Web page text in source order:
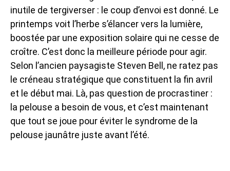
inutile de tergiverser : le coup d’envoi est donné. Le
printemps voit l’herbe s’élancer vers la lumière,
boostée par une exposition solaire qui ne cesse de
croître. C’est donc la meilleure période pour agir.
Selon l’ancien paysagiste Steven Bell, ne ratez pas
le créneau stratégique que constituent la fin avril
et le début mai. Là, pas question de procrastiner :
la pelouse a besoin de vous, et c’est maintenant
que tout se joue pour éviter le syndrome de la
pelouse jaunâtre juste avant l’été.